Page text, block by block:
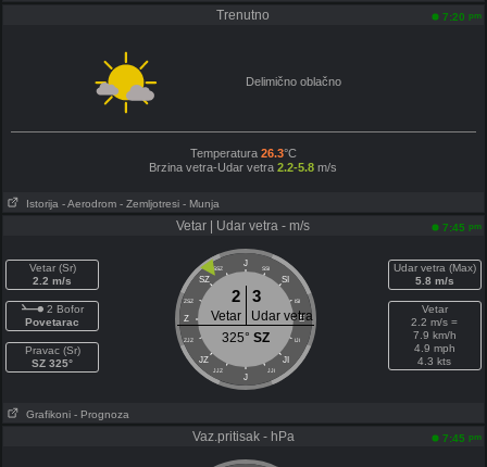
Trenutno 7:20 pm
Delimično oblačno
Temperatura 26.3°C
Brzina vetra-Udar vetra 2.2-5.8 m/s
Istorija - Aerodrom - Zemljotresi - Munja
Vetar | Udar vetra - m/s 7:45 pm
Vetar (Sr)
2.2 m/s
2 Bofor
Povetarac
Pravac (Sr)
SZ 325°
J
SSZ SSI
SZ SI
ZSZ ISI
Z E
ZJZ IJI
JZ JI
JJZ JJI
J
2 3
Vetar
Udar vetra
325° SZ
Udar vetra (Max)
5.8 m/s
Vetar
2.2 m/s =
7.9 km/h
4.9 mph
4.3 kts
Grafikoni - Prognoza
Vaz.pritisak - hPa 7:45 pm